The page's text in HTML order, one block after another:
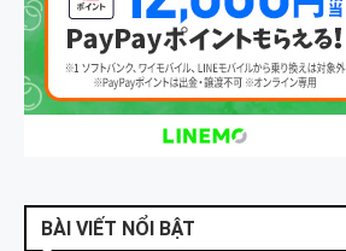
BÀI VIẾT NỔI BẬT